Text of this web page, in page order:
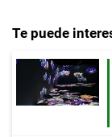
Te puede